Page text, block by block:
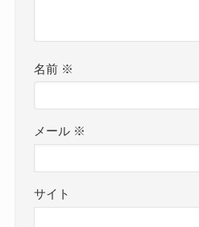
名前 ※
メール ※
サイト